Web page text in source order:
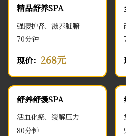
精品舒养SPA
强腰护肾、滋养脏腑
70分钟
现价： 268元
舒养舒缓SPA
活血化瘀、缓解压力
80分钟